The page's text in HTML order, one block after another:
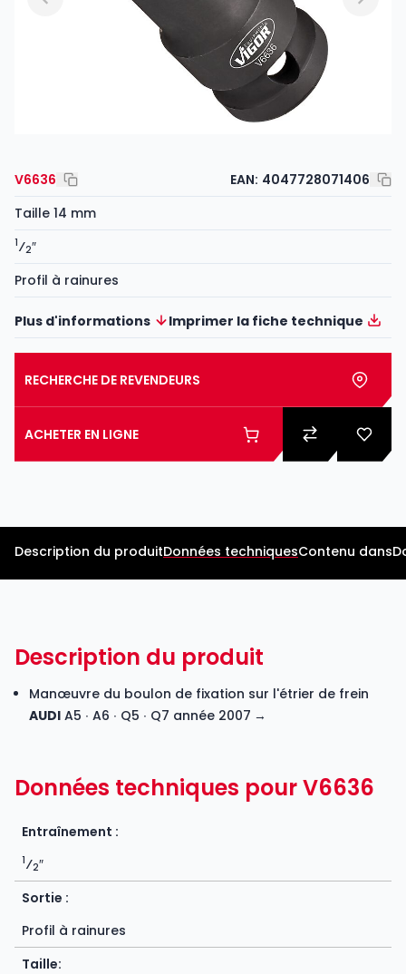
V6636 EAN: 4047728071406
Taille 14 mm
1⁄2″
Profil à rainures
Plus d'informations Imprimer la fiche technique
RECHERCHE DE REVENDEURS
ACHETER EN LIGNE
Description du produitDonnées techniquesContenu dans
Description du produit
Manœuvre du boulon de fixation sur l'étrier de frein
AUDI A5 ∙ A6 ∙ Q5 ∙ Q7 année 2007 →
Données techniques pour V6636
Entraînement :
1⁄2″
Sortie :
Profil à rainures
Taille: